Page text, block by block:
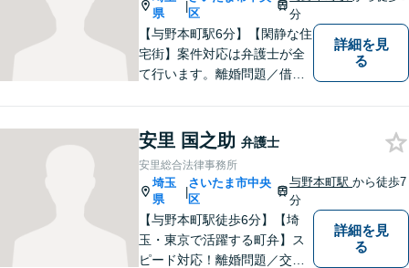
ず、一度お気軽にご相談下さ
い。
県
|
区
分
【与野本町駅6分】【閑静な住
宅街】案件対応は弁護士が全
て行います。離婚問題／借
速かつ丁寧な対応を心がけて
おりますので、お気軽にご相
談ください。【弁護士歴10年
以上】【初回相談30分無料】
詳細を見
る
安里 国之助 弁護士
安里総合法律事務所
埼玉
県
|
さいたま市中央
区
与野本町駅から徒歩7
分
【与野本町駅徒歩6分】【埼
玉・東京で活躍する町弁】ス
ピード対応！離婚問題／交通
詳細を見
る